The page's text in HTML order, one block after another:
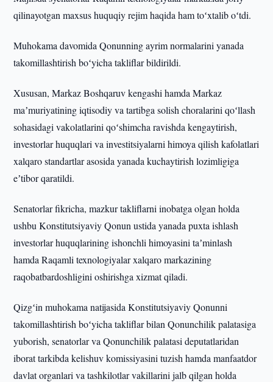
qilinayotgan maxsus huquqiy rejim haqida ham toʻxtalib oʻtdi.
Muhokama davomida Qonunning ayrim normalarini yanada
takomillashtirish boʻyicha takliflar bildirildi.
Xususan, Markaz Boshqaruv kengashi hamda Markaz
maʼmuriyatining iqtisodiy va tartibga solish choralarini qoʻllash
sohasidagi vakolatlarini qoʻshimcha ravishda kengaytirish,
investorlar huquqlari va investitsiyalarni himoya qilish kafolatlari
xalqaro standartlar asosida yanada kuchaytirish lozimligiga
eʼtibor qaratildi.
Senatorlar fikricha, mazkur takliflarni inobatga olgan holda
ushbu Konstitutsiyaviy Qonun ustida yanada puxta ishlash
investorlar huquqlarining ishonchli himoyasini taʼminlash
hamda Raqamli texnologiyalar xalqaro markazining
raqobatbardoshligini oshirishga xizmat qiladi.
Qizgʻin muhokama natijasida Konstitutsiyaviy Qonunni
takomillashtirish boʻyicha takliflar bilan Qonunchilik palatasiga
yuborish, senatorlar va Qonunchilik palatasi deputatlaridan
iborat tarkibda kelishuv komissiyasini tuzish hamda manfaatdor
davlat organlari va tashkilotlar vakillarini jalb qilgan holda